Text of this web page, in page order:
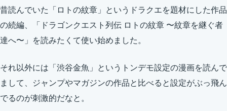
昔読んでいた「ロトの紋章」というドラクエを題材にした作品
の続編、「ドラゴンクエスト列伝 ロトの紋章 〜紋章を継ぐ者
達へ〜」を読みたくて使い始めました。
それ以外には「渋谷金魚」というトンデモ設定の漫画を読んで
まして、ジャンプやマガジンの作品と比べると設定がぶっ飛ん
でるのが刺激的だなと。